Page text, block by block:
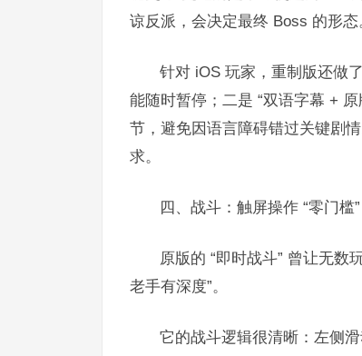
谅反派，会决定最终 Boss 的形态
针对 iOS 玩家，重制版还做
能随时暂停；二是 “双语字幕 +
节，避免因语言障碍错过关键剧
求。​
四、战斗：触屏操作 “零门槛
原版的 “即时战斗” 曾让无数
老手有深度”。​
它的战斗逻辑很清晰：左侧